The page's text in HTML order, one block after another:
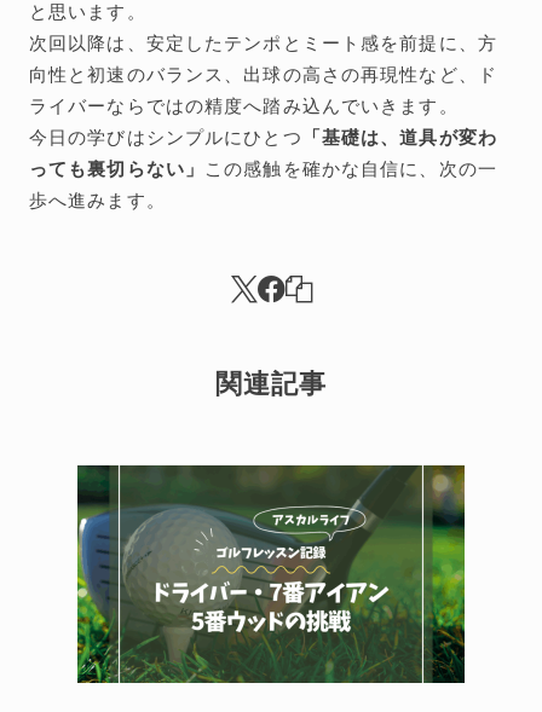
と思います。
次回以降は、安定したテンポとミート感を前提に、方
向性と初速のバランス、出球の高さの再現性など、ド
ライバーならではの精度へ踏み込んでいきます。
今日の学びはシンプルにひとつ 「基礎は、道具が変わ
っても裏切らない」
この感触を確かな自信に、次の一
歩へ進みます。
関連記事